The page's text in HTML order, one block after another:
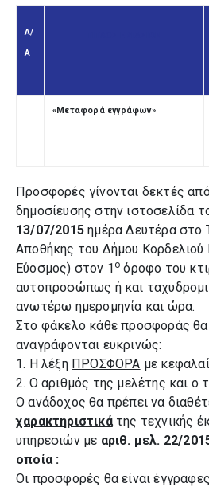
Α/
Α
«Μεταφορά εγγράφων»
Προσφορές γίνονται δεκτές
δημοσίευσης στην ιστοσελίδα
13/07/2015 ημέρα Δευτέρα στο
Αποθήκης του Δήμου
Εύοσμος) στον 1 ο όροφο του
αυτοπροσώπως ή και
ανωτέρω ημερομηνία και ώρα.
Στο φάκελο κάθε προσφοράς θα
αναγράφονται ευκρινώς:
1. Η λέξη ΠΡΟΣΦΟΡΑ με
2. Ο αριθμός της μελέτης και ο
Ο ανάδοχος θα πρέπει να
χαρακτηριστικάτης τεχνικής
υπηρεσιών με αριθ. μελ. 22/
οποία :
Οι προσφορές θα είναι